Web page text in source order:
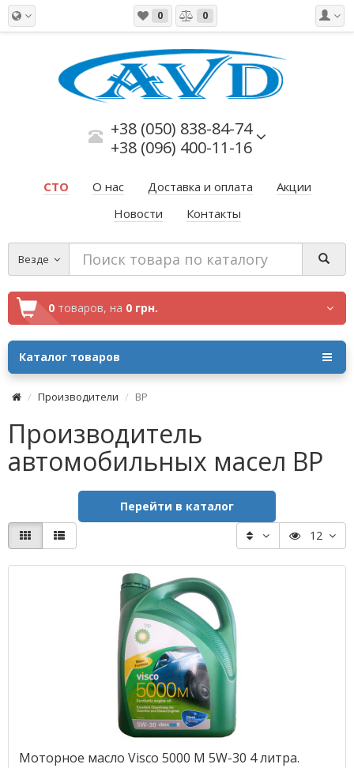
0 0
+38 (050) 838-84-74
+38 (096) 400-11-16
СТО О нас Доставка и оплата
Акции
Новости
Контакты
Везде
0 товаров, на 0 грн.
Каталог товаров
Производители BP
Производитель
автомобильных масел BP
Перейти в каталог
12
Моторное масло Visco 5000 M 5W-30 4 литра.